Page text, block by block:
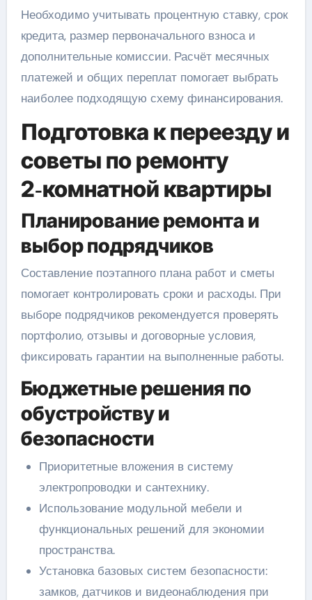
Необходимо учитывать процентную ставку, срок
кредита, размер первоначального взноса и
дополнительные комиссии. Расчёт месячных
платежей и общих переплат помогает выбрать
наиболее подходящую схему финансирования.
Подготовка к переезду и
советы по ремонту
2‑комнатной квартиры
Планирование ремонта и
выбор подрядчиков
Составление поэтапного плана работ и сметы
помогает контролировать сроки и расходы. При
выборе подрядчиков рекомендуется проверять
портфолио, отзывы и договорные условия,
фиксировать гарантии на выполненные работы.
Бюджетные решения по
обустройству и
безопасности
Приоритетные вложения в систему
электропроводки и сантехнику.
Использование модульной мебели и
функциональных решений для экономии
пространства.
Установка базовых систем безопасности:
замков, датчиков и видеонаблюдения при